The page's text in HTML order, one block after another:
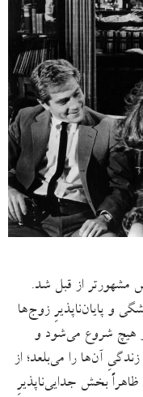
مشهورتر از قبل شد.
و پایان‌ناپذیرِ زوج‌ها
هیچ شروع می‌شود و
آن‌ها را می‌بلعد؛ از
بخش جدایی‌ناپذیرِ